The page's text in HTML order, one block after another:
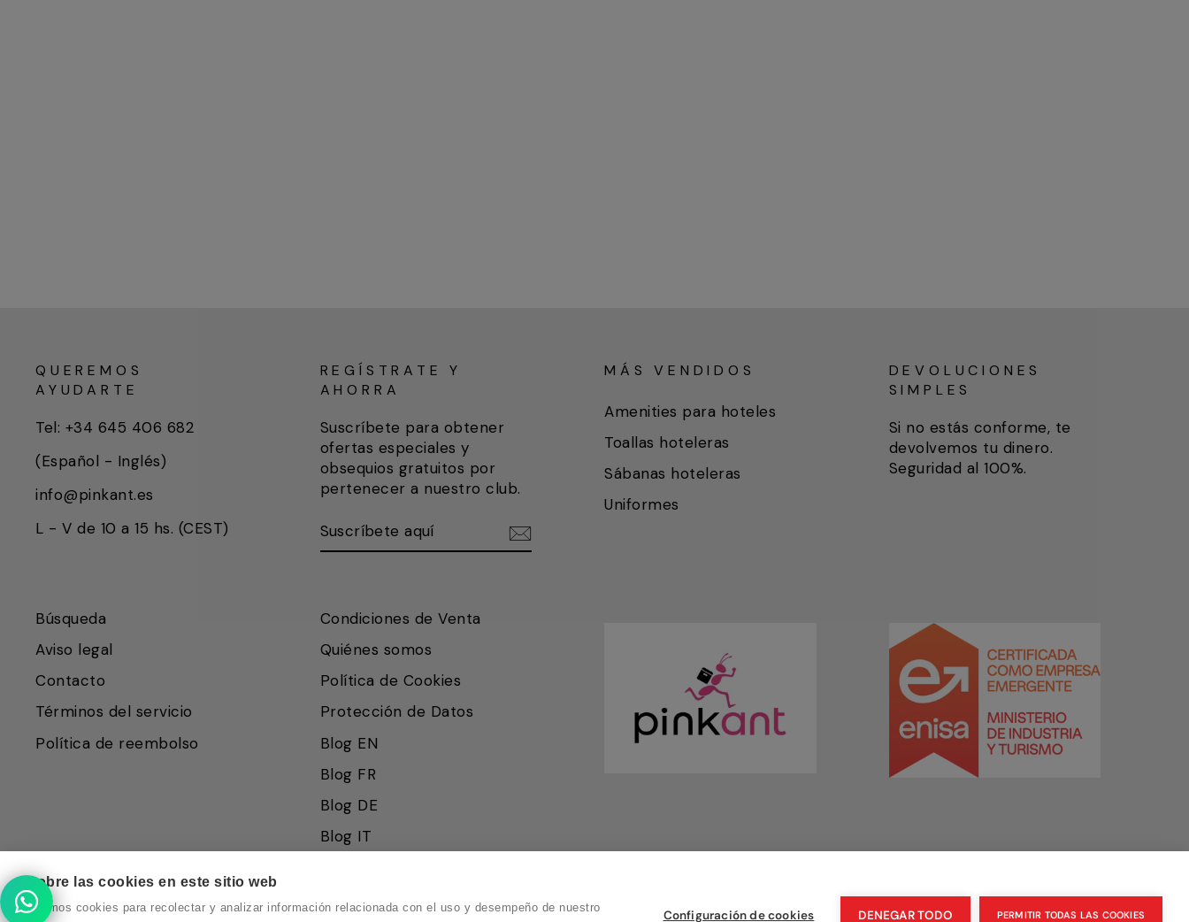
Sobre las cookies en este sitio web
Usamos cookies para recolectar y analizar información relacionada con el uso y desempeño de nuestro
Configuración de cookies DENEGAR TODO PERMITIR TODAS LAS COOKIES
QUEREMOS
AYUDARTE
Tel: +34 645 406 682
(Español - Inglés)
info@pinkant.es
L - V de 10 a 15 hs. (CEST)
REGÍSTRATE Y
AHORRA
Suscríbete para obtener
ofertas especiales y
obsequios gratuitos por
pertenecer a nuestro club.
AQUÍ
MÁS VENDIDOS
Amenities para hoteles
Toallas hoteleras
Sábanas hoteleras
Uniformes
DEVOLUCIONES
SIMPLES
Si no estás conforme, te
devolvemos tu dinero.
Seguridad al 100%.
Búsqueda
Aviso legal
Contacto
Términos del servicio
Política de reembolso
Condiciones de Venta
Quiénes somos
Política de Cookies
Protección de Datos
Blog EN
Blog FR
Blog DE
Blog IT
horas.